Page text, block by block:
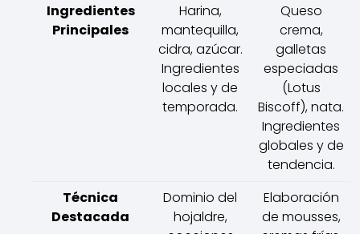
Ingredientes
Principales
Harina,
mantequilla,
cidra, azúcar.
Ingredientes
locales y de
temporada.
Queso
crema,
galletas
especiadas
(Lotus
Biscoff), nata.
Ingredientes
globales y de
tendencia.
Técnica
Destacada
Dominio del
hojaldre,
Elaboración
de mousses,